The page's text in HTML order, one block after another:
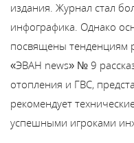
издания. Журнал стал
инфографика. Однако
посвящены тенденциям
«ЭВАН news» № 9
отопления и ГВС,
рекомендует
успешными игроками